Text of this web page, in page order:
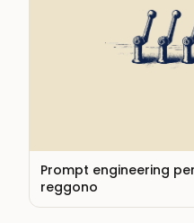
Prompt engineering
reggono